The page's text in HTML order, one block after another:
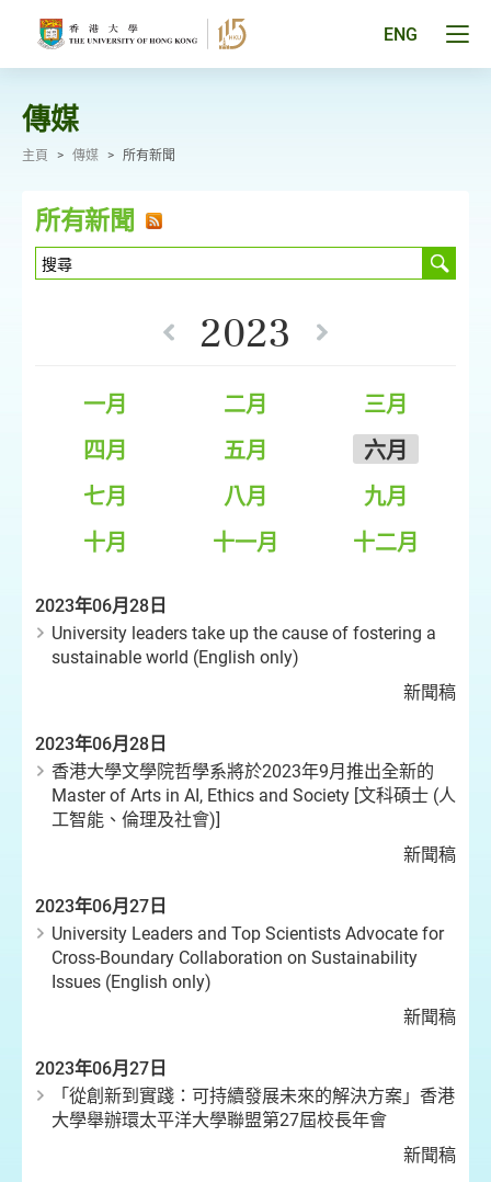
ENG
傳媒
主頁 > 傳媒 > 所有新聞
所有新聞
2023
一月 二月
三月
四月
五月
六月
七月
八月
九月
十月
十一月 十二月
2023年06月28日
University leaders take up the cause of fostering a
sustainable world (English only)
新聞稿
2023年06月28日
香港大學文學院哲學系將於2023年9月推出全新的
Master of Arts in AI, Ethics and Society [文科碩士 (人
工智能、倫理及社會)]
新聞稿
2023年06月27日
University Leaders and Top Scientists Advocate for
Cross-Boundary Collaboration on Sustainability
Issues (English only)
新聞稿
2023年06月27日
「從創新到實踐：可持續發展未來的解決方案」香港
大學舉辦環太平洋大學聯盟第27屆校長年會
新聞稿